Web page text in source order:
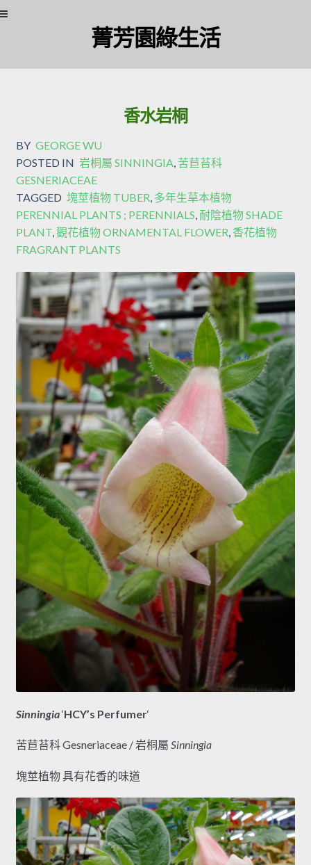
菁芳園綠生活
香水岩桐
BY GEORGE WU
POSTED IN 岩桐屬 SINNINGIA, 苦苣苔科
GESNERIACEAE
TAGGED 塊莖植物 TUBER, 多年生草本植物
PERENNIAL PLANTS ; PERENNIALS,耐陰植物 SHADE
PLANT,觀花植物 ORNAMENTAL FLOWER, 香花植物
FRAGRANT PLANTS
Sinningia‘HCY’s Perfumer‘
苦苣苔科 Gesneriaceae / 岩桐屬 Sinningia
塊莖植物 具有花香的味道